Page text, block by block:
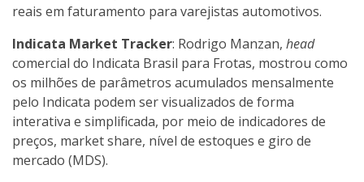
reais em faturamento para varejistas automotivos.
Indicata Market Tracker: Rodrigo Manzan, head
comercial do Indicata Brasil para Frotas, mostrou como
os milhões de parâmetros acumulados mensalmente
pelo Indicata podem ser visualizados de forma
interativa e simplificada, por meio de indicadores de
preços, market share, nível de estoques e giro de
mercado (MDS).